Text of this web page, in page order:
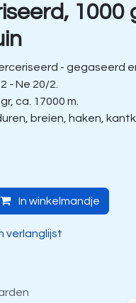
1000
- gegaseerd
- Ne 20/2.
ca. 17000 m.
breien, haken,
In winkelmandje
verlanglijst